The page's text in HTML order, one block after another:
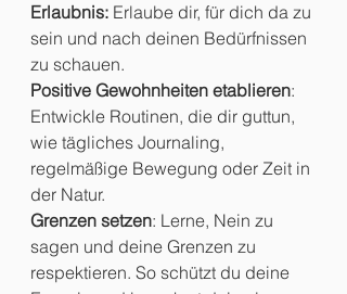
Erlaubnis: Erlaube dir, für dich da zu
sein und nach deinen Bedürfnissen
zu schauen.
Positive Gewohnheiten etablieren:
Entwickle Routinen, die dir guttun,
wie tägliches Journaling,
regelmäßige Bewegung oder Zeit in
der Natur.
Grenzen setzen: Lerne, Nein zu
sagen und deine Grenzen zu
respektieren. So schützt du deine